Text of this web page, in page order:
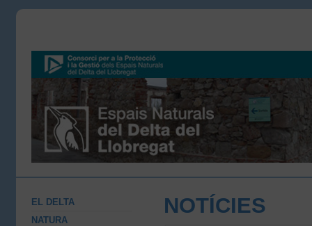
EL DELTA
NATURA
NOTÍCIES